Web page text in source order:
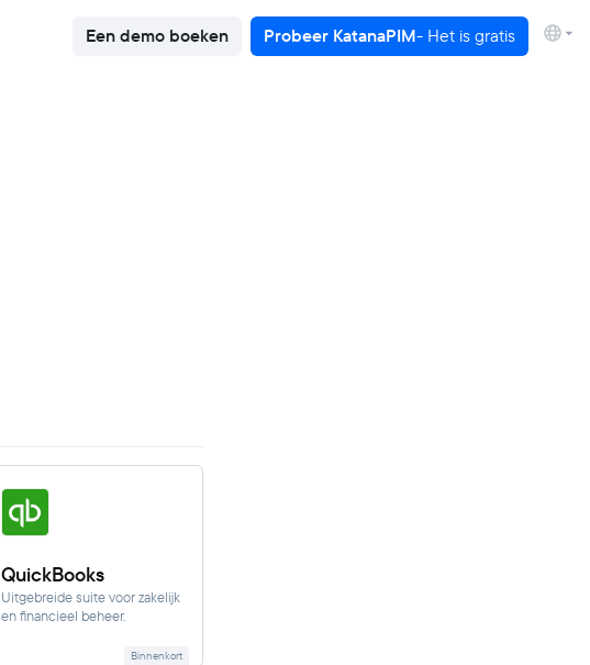
Een demo boeken Probeer KatanaPIM- Het is gratis
Binnenkort
QuickBooks
Uitgebreide suite voor zakelijk
en financieel beheer.